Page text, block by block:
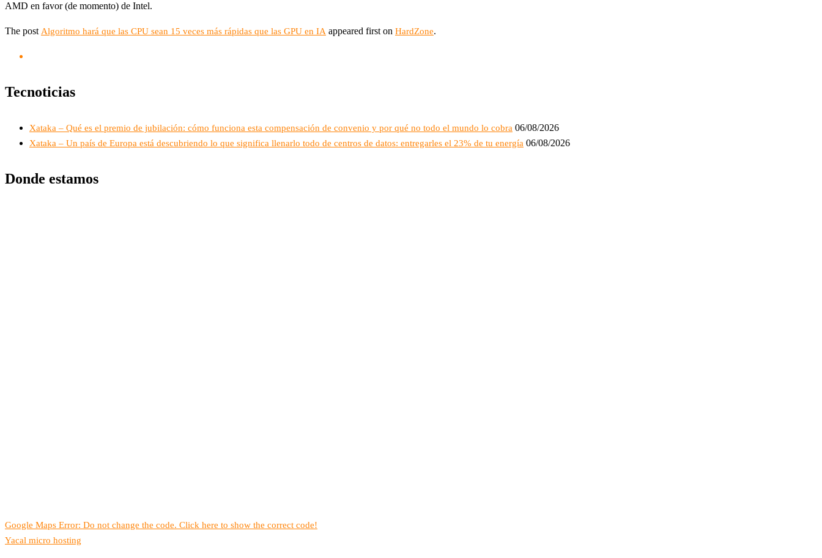
AMD en favor (de momento) de Intel.
The post Algoritmo hará que las CPU sean 15 veces más rápidas que las GPU en IA appeared first on HardZone.
Tecnoticias
Xataka – Qué es el premio de jubilación: cómo funciona esta compensación de convenio y por qué no todo el mundo lo cobra 06/08/2026
Xataka – Un país de Europa está descubriendo lo que significa llenarlo todo de centros de datos: entregarles el 23% de tu energía 06/08/2026
Donde estamos
Google Maps Error: Do not change the code. Click here to show the correct code!
Yacal micro hosting